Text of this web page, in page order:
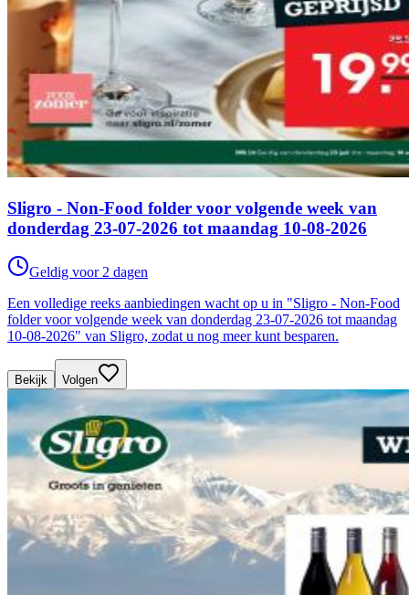
Sligro - Non-Food folder voor volgende week van
donderdag 23-07-2026 tot maandag 10-08-2026
Geldig voor 2 dagen
Een volledige reeks aanbiedingen wacht op u in "Sligro - Non-Food
folder voor volgende week van donderdag 23-07-2026 tot maandag
10-08-2026" van Sligro, zodat u nog meer kunt besparen.
Bekijk Volgen